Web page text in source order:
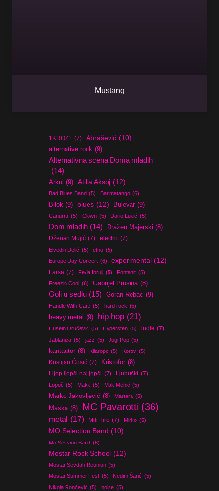
Mustang
1KROZ1 (7) Abrašević (10)
alternative rock (9)
Alternativna scena Doma mladih
(14)
Arkul (9) Atilla Aksoj (12)
Bad Blues Band (5) Barimatango (6)
Bilok (9) blues (12) Bulevar (9)
Canurra (5) Clown (5) Dario Lukić (5)
Dom mladih (14) Dražen Majerski (8)
Dženan Mujić (7) electro (7)
Elvedin Delić (5) etno (5)
Europe Day Concert (6) experimental (12)
Farsa (7) Feđa Ibrulj (5) Fontanit (5)
Freezin Cool (6) Gabrijel Prusina (8)
Goli u sedlu (15) Goran Rebac (9)
Handle With Care (5) hard rock (5)
heavy metal (9) hip hop (21)
Husein Oručević (5) Hypersten (5) indie (7)
Jablanica (5) jazz (5) Jogi Pop (5)
kantautor (8) Kilarope (5) Korov (5)
Kristijan Ćosić (7) Kristofor (8)
Lijep ljepši najljepši (7) Ljubuški (7)
Lopoč (5) Makk (5) Mak Mehić (5)
Marko Jakovljević (8) Martara (5)
Maska (8) MC Pavarotti (36)
metal (17) Mili Tiro (7) Mirko (5)
MO Selection Band (10)
Mo Session Band (6)
Mostar Rock School (12)
Mostar Sevdah Reunion (5)
Mostar Summer Fest (5) Nedim Šarić (5)
Nikola Rončević (5) noise (5)